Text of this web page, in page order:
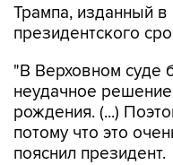
Трампа, изданный
президентского
"В Верховном суде
неудачное
рождения. (...)
потому что это
пояснил президент.